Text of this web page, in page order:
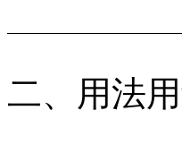
二、用法